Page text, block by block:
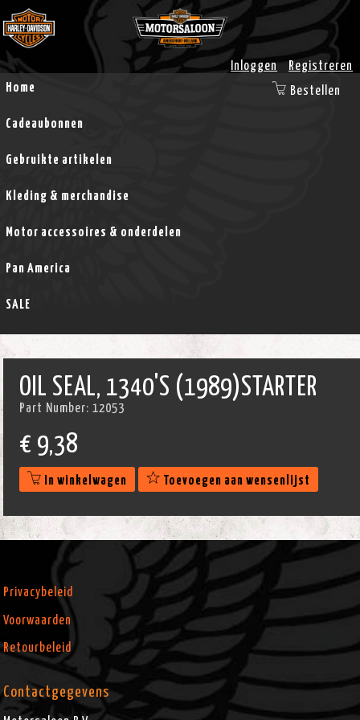
Inloggen
Registreren
Home
Cadeaubonnen
Gebruikte artikelen
Kleding & merchandise
Motor accessoires & onderdelen
Pan America
SALE
Bestellen
OIL SEAL, 1340'S (1989)STARTER
Part Number: 12053
€ 9,38
In winkelwagen Toevoegen aan wensenlijst
Privacybeleid
Voorwaarden
Retourbeleid
Contactgegevens